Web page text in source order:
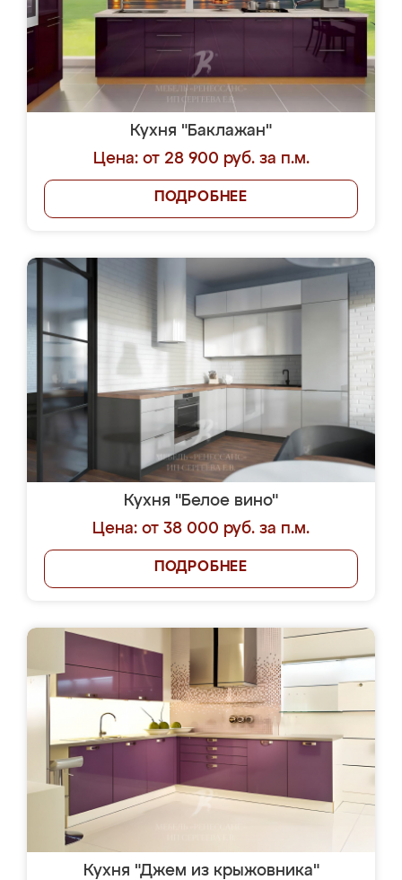
Кухня "Баклажан"
Цена: от 28 900 руб. за п.м.
ПОДРОБНЕЕ
Кухня "Белое вино"
Цена: от 38 000 руб. за п.м.
ПОДРОБНЕЕ
Кухня "Джем из крыжовника"